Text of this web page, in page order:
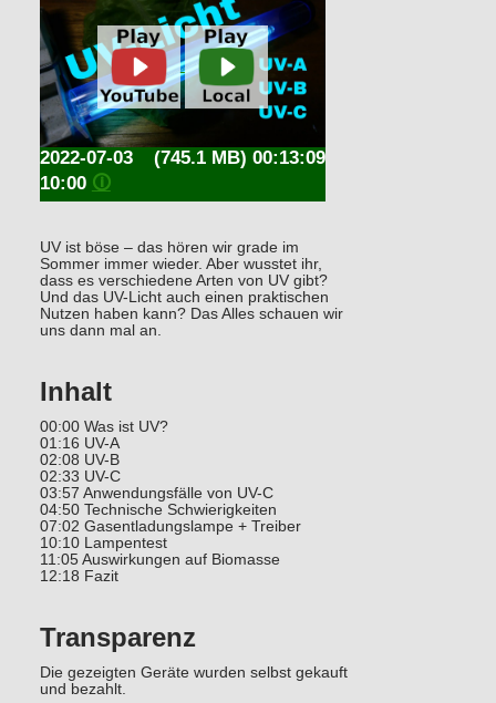
(745.1 MB) 00:13:09
2022-07-03
10:00 🛈
UV ist böse – das hören wir grade im
Sommer immer wieder. Aber wusstet ihr,
dass es verschiedene Arten von UV gibt?
Und das UV-Licht auch einen praktischen
Nutzen haben kann? Das Alles schauen wir
uns dann mal an.
Inhalt
00:00 Was ist UV?
01:16 UV-A
02:08 UV-B
02:33 UV-C
03:57 Anwendungsfälle von UV-C
04:50 Technische Schwierigkeiten
07:02 Gasentladungslampe + Treiber
10:10 Lampentest
11:05 Auswirkungen auf Biomasse
12:18 Fazit
Transparenz
Die gezeigten Geräte wurden selbst gekauft
und bezahlt.